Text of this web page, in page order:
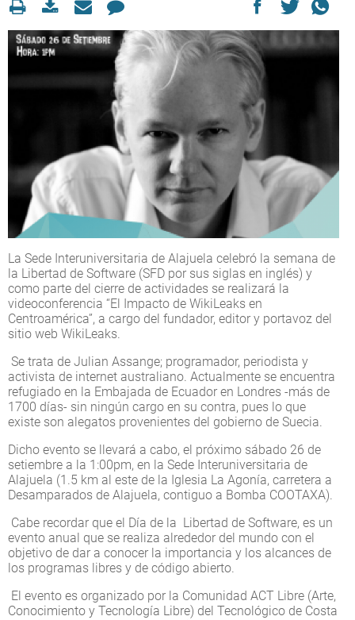
La Sede Interuniversitaria de Alajuela celebró la semana de
la Libertad de Software (SFD por sus siglas en inglés) y
como parte del cierre de actividades se realizará la
videoconferencia “El Impacto de WikiLeaks en
Centroamérica”, a cargo del fundador, editor y portavoz del
sitio web WikiLeaks.
Se trata de Julian Assange; programador, periodista y
activista de internet australiano. Actualmente se encuentra
refugiado en la Embajada de Ecuador en Londres -más de
1700 días- sin ningún cargo en su contra, pues lo que
existe son alegatos provenientes del gobierno de Suecia.
Dicho evento se llevará a cabo, el próximo sábado 26 de
setiembre a la 1:00pm, en la Sede Interuniversitaria de
Alajuela (1.5 km al este de la Iglesia La Agonía, carretera a
Desamparados de Alajuela, contiguo a Bomba COOTAXA).
Cabe recordar que el Día de la Libertad de Software, es un
evento anual que se realiza alrededor del mundo con el
objetivo de dar a conocer la importancia y los alcances de
los programas libres y de código abierto.
El evento es organizado por la Comunidad ACT Libre (Arte,
Conocimiento y Tecnología Libre) del Tecnológico de Costa